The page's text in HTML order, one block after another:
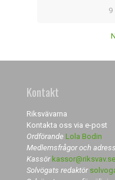
9
Kontakt
Riksvävarna
Kontakta oss via e-post
Ordförande Lola Bodin
Medlemsfrågor och
Kassör kassor@riksvav.se
Solvögats redaktör